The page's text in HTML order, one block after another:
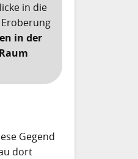
in die
in der
Gegend
dort